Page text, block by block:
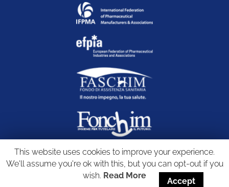
This website uses cookies to improve your experience.
We'll assume you're ok with this, but you can opt-out if you
wish.
Accept
Read More